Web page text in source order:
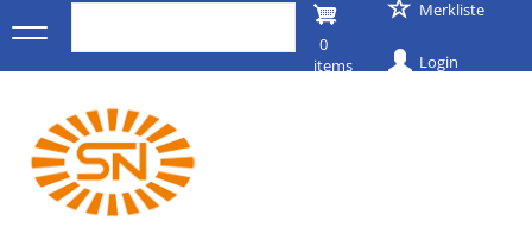
zum
User
account
Merkliste
Login
0
items